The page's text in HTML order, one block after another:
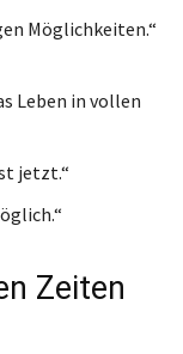
Möglichkeiten.“
Leben in vollen
jetzt.“
Zeiten